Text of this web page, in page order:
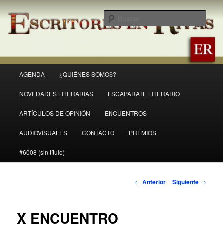
Ir
al
contenido
principal
Revista Escritores en Rivas
principal
AGENDA ¿QUIÉNES SOMOS?
NOVEDADES LITERARIAS ESCAPARATE LITERARIO
ARTÍCULOS DE OPINIÓN ENCUENTROS
AUDIOVISUALES CONTACTO PREMIOS
#6008 (sin título)
Navegación
← Anterior Siguiente →
X ENCUENTRO